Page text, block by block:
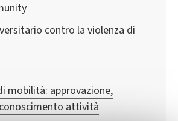
contro la violenza di
mobilità: approvazione,
attività